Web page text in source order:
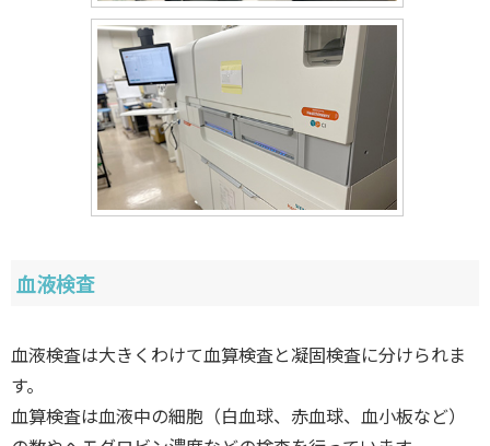
血液検査
血液検査は大きくわけて血算検査と凝固検査に分けられま
す。
血算検査は血液中の細胞（白血球、赤血球、血小板など）